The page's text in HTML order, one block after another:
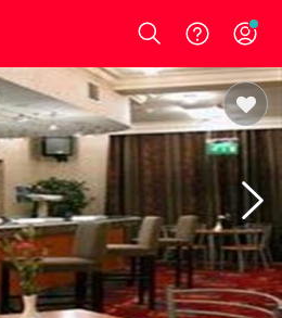
Login